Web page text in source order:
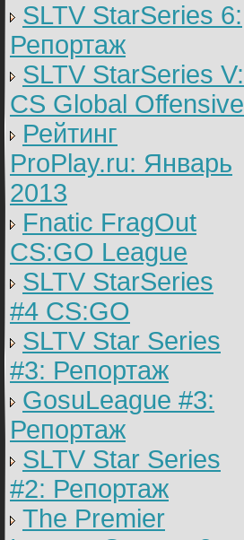
SLTV StarSeries 6:
Репортаж
SLTV StarSeries V:
CS Global Offensive
Рейтинг
ProPlay.ru: Январь
2013
Fnatic FragOut
CS:GO League
SLTV StarSeries
#4 CS:GO
SLTV Star Series
#3: Репортаж
GosuLeague #3:
Репортаж
SLTV Star Series
#2: Репортаж
The Premier